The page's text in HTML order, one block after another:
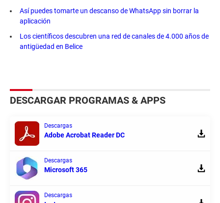
Así puedes tomarte un descanso de WhatsApp sin borrar la
aplicación
Los científicos descubren una red de canales de 4.000 años de
antigüedad en Belice
DESCARGAR PROGRAMAS & APPS
Descargas
Adobe Acrobat Reader DC
Descargas
Microsoft 365
Descargas